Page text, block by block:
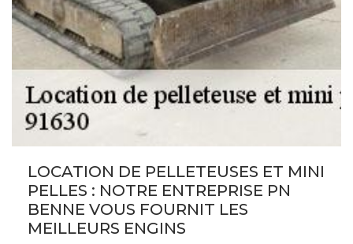
LOCATION DE PELLETEUSES ET MINI
PELLES : NOTRE ENTREPRISE PN
BENNE VOUS FOURNIT LES
MEILLEURS ENGINS